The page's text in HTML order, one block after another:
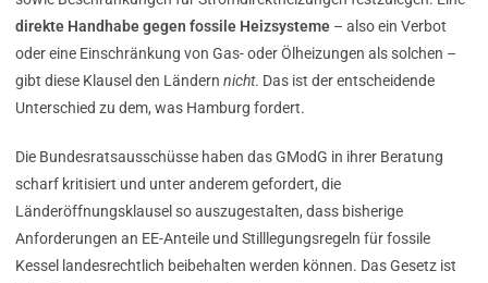
direkte Handhabe gegen fossile Heizsysteme – also ein Verbot
oder eine Einschränkung von Gas- oder Ölheizungen als solchen –
gibt diese Klausel den Ländern nicht. Das ist der entscheidende
Unterschied zu dem, was Hamburg fordert.
Die Bundesratsausschüsse haben das GModG in ihrer Beratung
scharf kritisiert und unter anderem gefordert, die
Länderöffnungsklausel so auszugestalten, dass bisherige
Anforderungen an EE-Anteile und Stilllegungsregeln für fossile
Kessel landesrechtlich beibehalten werden können. Das Gesetz ist